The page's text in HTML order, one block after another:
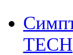
ТЕСН